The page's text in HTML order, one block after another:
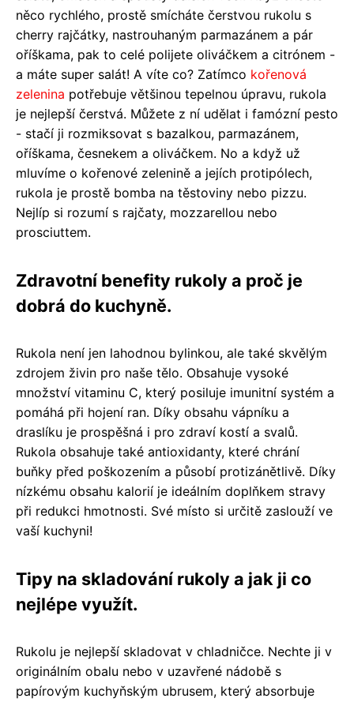
něco rychlého, prostě smícháte čerstvou rukolu s
cherry rajčátky, nastrouhaným parmazánem a pár
oříškama, pak to celé polijete oliváčkem a citrónem -
a máte super salát! A víte co? Zatímco kořenová
zelenina potřebuje většinou tepelnou úpravu, rukola
je nejlepší čerstvá. Můžete z ní udělat i famózní pesto
- stačí ji rozmiksovat s bazalkou, parmazánem,
oříškama, česnekem a oliváčkem. No a když už
mluvíme o kořenové zelenině a jejích protipólech,
rukola je prostě bomba na těstoviny nebo pizzu.
Nejlíp si rozumí s rajčaty, mozzarellou nebo
prosciuttem.
Zdravotní benefity rukoly a proč je
dobrá do kuchyně.
Rukola není jen lahodnou bylinkou, ale také skvělým
zdrojem živin pro naše tělo. Obsahuje vysoké
množství vitaminu C, který posiluje imunitní systém a
pomáhá při hojení ran. Díky obsahu vápníku a
draslíku je prospěšná i pro zdraví kostí a svalů.
Rukola obsahuje také antioxidanty, které chrání
buňky před poškozením a působí protizánětlivě. Díky
nízkému obsahu kalorií je ideálním doplňkem stravy
při redukci hmotnosti. Své místo si určitě zaslouží ve
vaší kuchyni!
Tipy na skladování rukoly a jak ji co
nejlépe využít.
Rukolu je nejlepší skladovat v chladničce. Nechte ji v
originálním obalu nebo v uzavřené nádobě s
papírovým kuchyňským ubrusem, který absorbuje